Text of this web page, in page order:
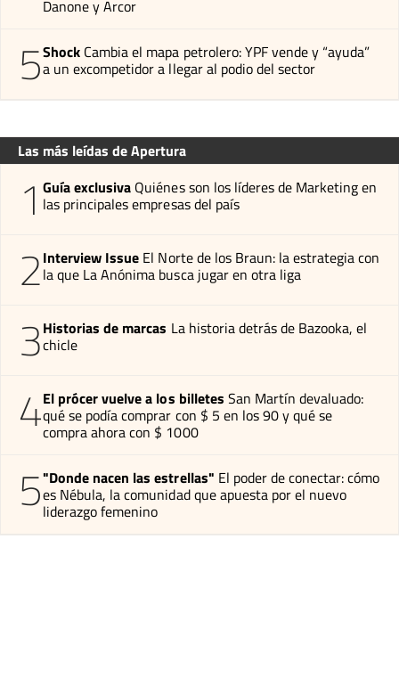
Danone y Arcor
5Shock Cambia el mapa petrolero: YPF vende y “ayuda”
a un excompetidor a llegar al podio del sector
Las más leídas de Apertura
1 Guía exclusiva Quiénes son los líderes de Marketing en
las principales empresas del país
2Interview Issue El Norte de los Braun: la estrategia con
la que La Anónima busca jugar en otra liga
3Historias de marcas La historia detrás de Bazooka, el
chicle
4El prócer vuelve a los billetes San Martín devaluado:
qué se podía comprar con $ 5 en los 90 y qué se
compra ahora con $ 1000
5"Donde nacen las estrellas" El poder de conectar: cómo
es Nébula, la comunidad que apuesta por el nuevo
liderazgo femenino